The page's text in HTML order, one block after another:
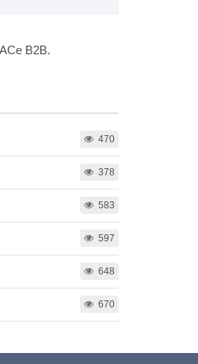
B2B.
470
378
583
597
648
670